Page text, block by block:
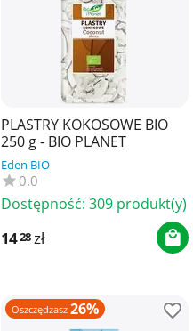
PLASTRY KOKOSOWE BIO
250 g - BIO PLANET
Eden BIO
0.0
Dostępność: 309 produkt(y)
1428zł
Oszczędzasz 26%